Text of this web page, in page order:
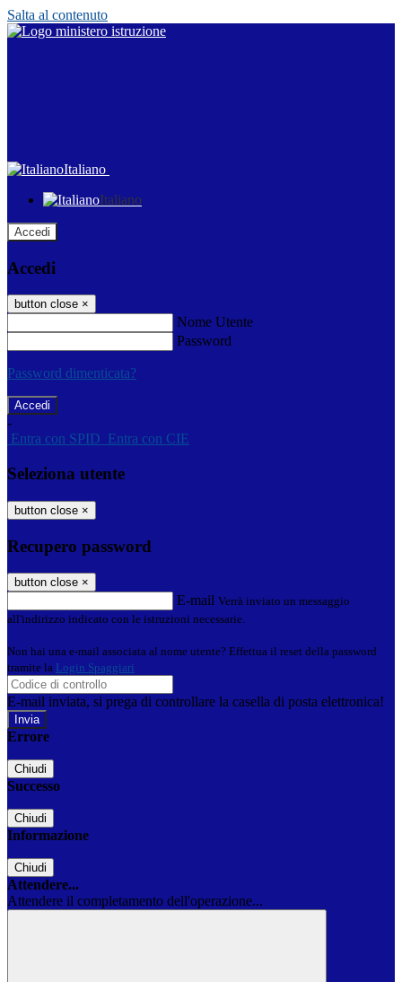
Salta al contenuto
Italiano
Italiano
Accedi
Accedi
button close ×
Nome Utente
Password
Password dimenticata?
-
Entra con SPID Entra con CIE
Seleziona utente
button close ×
Recupero password
button close ×
E-mail Verrà inviato un messaggio
all'indirizzo indicato con le istruzioni necessarie.
Non hai una e-mail associata al nome utente? Effettua il reset della password
tramite la Login Spaggiari
E-mail inviata, si prega di controllare la casella di posta elettronica!
Errore
Chiudi
Successo
Chiudi
Informazione
Chiudi
Attendere...
Attendere il completamento dell'operazione...